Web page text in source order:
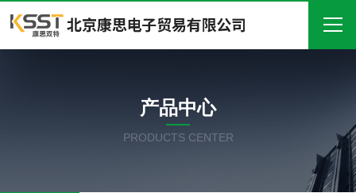
关于我们
产品中心
产品中心
PRODUCTS CENTER